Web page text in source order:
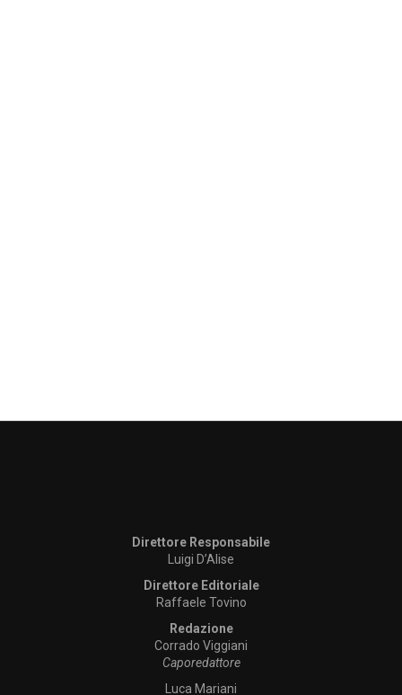
Direttore Responsabile
Luigi D’Alise
Direttore Editoriale
Raffaele Tovino
Redazione
Corrado Viggiani
Caporedattore
Luca Mariani